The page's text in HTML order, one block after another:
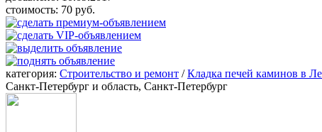
стоимость: 70 руб.
категория: Строительство и ремонт /Кладка печей каминов в
Санкт-Петербург и область, Санкт-Петербург